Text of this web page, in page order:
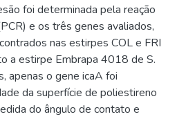
foi determinada pela reação
e os três genes avaliados,
nas estirpes COL e FRI
a estirpe Embrapa 4018 de S.
apenas o gene icaA foi
da superfície de poliestireno
do ângulo de contato e